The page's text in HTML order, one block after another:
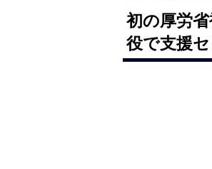
初の厚労
役で支援